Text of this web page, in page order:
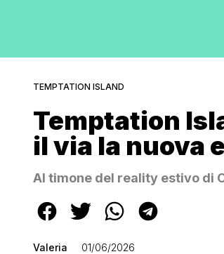
TEMPTATION ISLAND
Temptation
il via la nuova
Al timone del reality estivo di
Valeria 01/06/2026